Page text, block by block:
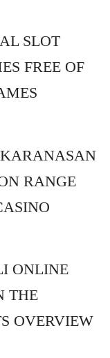
SLOT
FREE OF
RANGE
ONLINE
THE
OVERVIEW